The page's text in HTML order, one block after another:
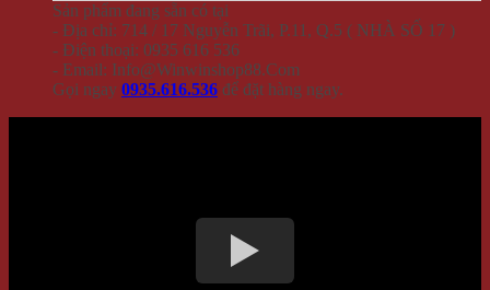
Sản phẩm đang sẵn có tại
- Địa chỉ: 714 / 17 Nguyễn Trãi, P.11, Q.5 ( NHÀ SỐ 17 )
- Điện thoại: 0935 616 536
- Email: Info@Winwinshop88.Com
Gọi ngay 0935.616.536 để đặt hàng ngay.